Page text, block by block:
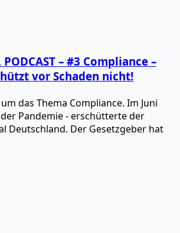
PODCAST – #3 Compliance –
vor Schaden nicht!
das Thema Compliance. Im Juni
Pandemie - erschütterte der
Deutschland. Der Gesetzgeber hat